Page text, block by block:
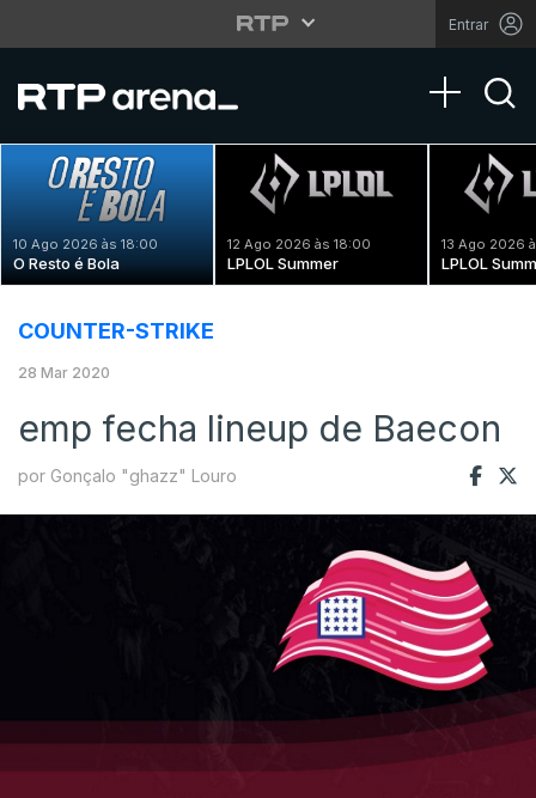
Entrar
Toggle
10 Ago 2026 às 18:00
O Resto é Bola
12 Ago 2026 às 18:00
LPLOL Summer
13 Ago 2026
LPLOL
COUNTER-STRIKE
28 Mar 2020
emp fecha lineup de Baecon
por Gonçalo "ghazz" Louro